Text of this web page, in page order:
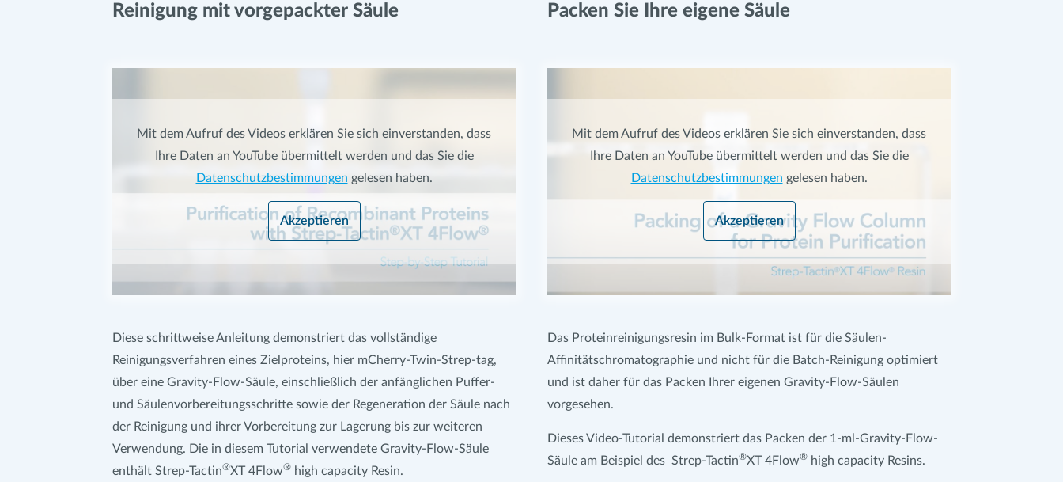
Reinigung mit vorgepackter Säule
Mit dem Aufruf des Videos erklären Sie sich einverstanden, dass
Ihre Daten an YouTube übermittelt werden und das Sie die
Datenschutzbestimmungen gelesen haben.
Akzeptieren
Diese schrittweise Anleitung demonstriert das vollständige
Reinigungsverfahren eines Zielproteins, hier mCherry-Twin-Strep-tag,
über eine Gravity-Flow-Säule, einschließlich der anfänglichen Puffer-
und Säulenvorbereitungsschritte sowie der Regeneration der Säule nach
der Reinigung und ihrer Vorbereitung zur Lagerung bis zur weiteren
Verwendung. Die in diesem Tutorial verwendete Gravity-Flow-Säule
enthält Strep-Tactin®XT 4Flow® high capacity Resin.
Packen Sie Ihre eigene Säule
Mit dem Aufruf des Videos erklären Sie sich einverstanden, dass
Ihre Daten an YouTube übermittelt werden und das Sie die
Datenschutzbestimmungen gelesen haben.
Akzeptieren
Das Proteinreinigungsresin im Bulk-Format ist für die Säulen-
Affinitätschromatographie und nicht für die Batch-Reinigung optimiert
und ist daher für das Packen Ihrer eigenen Gravity-Flow-Säulen
vorgesehen.
Dieses Video-Tutorial demonstriert das Packen der 1-ml-Gravity-Flow-
Säule am Beispiel des Strep-Tactin®XT 4Flow® high capacity Resins.